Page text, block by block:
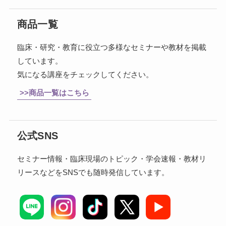
商品一覧
臨床・研究・教育に役立つ多様なセミナーや教材を掲載
しています。
気になる講座をチェックしてください。
>>商品一覧はこちら
公式SNS
セミナー情報・臨床現場のトピック・学会速報・教材リ
リースなどをSNSでも随時発信しています。